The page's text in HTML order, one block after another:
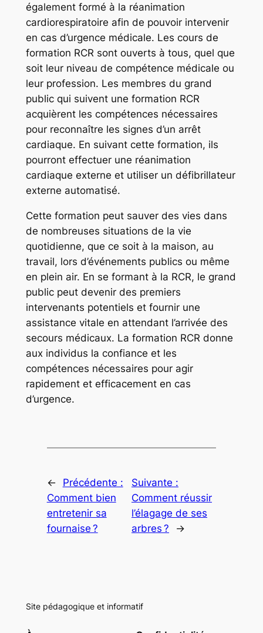
également formé à la réanimation
cardiorespiratoire afin de pouvoir intervenir
en cas d’urgence médicale. Les cours de
formation RCR sont ouverts à tous, quel que
soit leur niveau de compétence médicale ou
leur profession. Les membres du grand
public qui suivent une formation RCR
acquièrent les compétences nécessaires
pour reconnaître les signes d’un arrêt
cardiaque. En suivant cette formation, ils
pourront effectuer une réanimation
cardiaque externe et utiliser un défibrillateur
externe automatisé.
Cette formation peut sauver des vies dans
de nombreuses situations de la vie
quotidienne, que ce soit à la maison, au
travail, lors d’événements publics ou même
en plein air. En se formant à la RCR, le grand
public peut devenir des premiers
intervenants potentiels et fournir une
assistance vitale en attendant l’arrivée des
secours médicaux. La formation RCR donne
aux individus la confiance et les
compétences nécessaires pour agir
rapidement et efficacement en cas
d’urgence.
←
Précédente :
Comment bien
entretenir sa
fournaise ?
Suivante :
Comment réussir
l’élagage de ses
arbres ?
→
Site pédagogique et informatif